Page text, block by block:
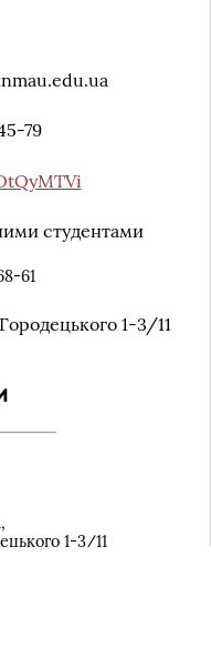
79
студентами
61
1-3/11
1-3/11